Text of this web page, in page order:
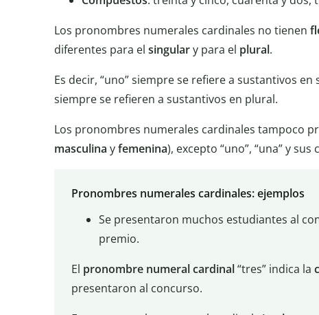
Los pronombres numerales cardinales no tienen
diferentes para el singulary para el plural.
Es decir, “uno” siempre se refiere a sustantivos en
siempre se refieren a sustantivos en plural.
Los pronombres numerales cardinales tampoco
masculina yfemenina), excepto “uno”, “una” y
Pronombres numerales cardinales: ejemplos
Se presentaron muchos estudiantes al
premio.
El pronombre numeralcardinal“tres” indica la
presentaron al concurso.